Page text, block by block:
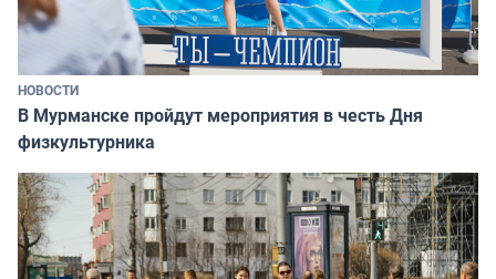
НОВОСТИ
В Мурманске пройдут мероприятия в честь Дня
физкультурника